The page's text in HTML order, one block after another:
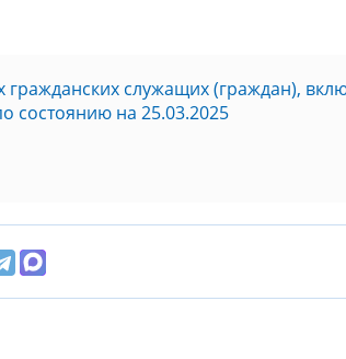
гражданских служащих (граждан),
на 25.03.2025